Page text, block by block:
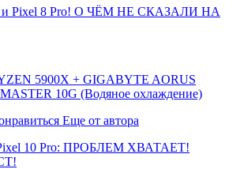
и Pixel 8 Pro! О ЧЁМ НЕ СКАЗАЛИ НА
5900X + GIGABYTE AORUS
10G (Водяное охлаждение)
Еще от автора
Pixel 10 Pro: ПРОБЛЕМ ХВАТАЕТ!